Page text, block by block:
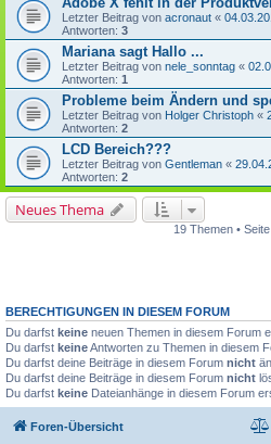
Letzter Beitrag von acronaut «
Antworten: 3
Mariana sagt Hallo ...
Letzter Beitrag von nele_sonntag «
Antworten: 1
Probleme beim Ändern und
Letzter Beitrag von Holger Christoph «
Antworten: 2
LCD Bereich???
Letzter Beitrag von Gentleman «
Antworten: 2
Neues Thema
19 Themen • Seite
BERECHTIGUNGEN IN DIESEM FORUM
Du darfst keine neuen Themen in diesem Forum
Du darfst keineAntworten zu Themen in diesem
Du darfst deine Beiträge in diesem Forum nicht
Du darfst deine Beiträge in diesem Forum nicht
Du darfst keine Dateianhänge in diesem Forum
Foren-Übersicht